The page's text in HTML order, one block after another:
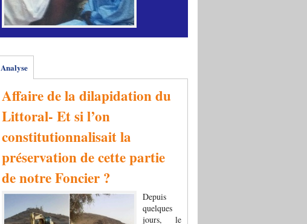
Analyse
Affaire de la dilapidation du
Littoral- Et si l’on
constitutionnalisait la
préservation de cette partie
de notre Foncier ?
Depuis
quelques
jours, le